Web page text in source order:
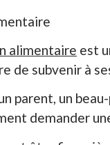
alimentaire est
de subvenir à
parent, un
demander